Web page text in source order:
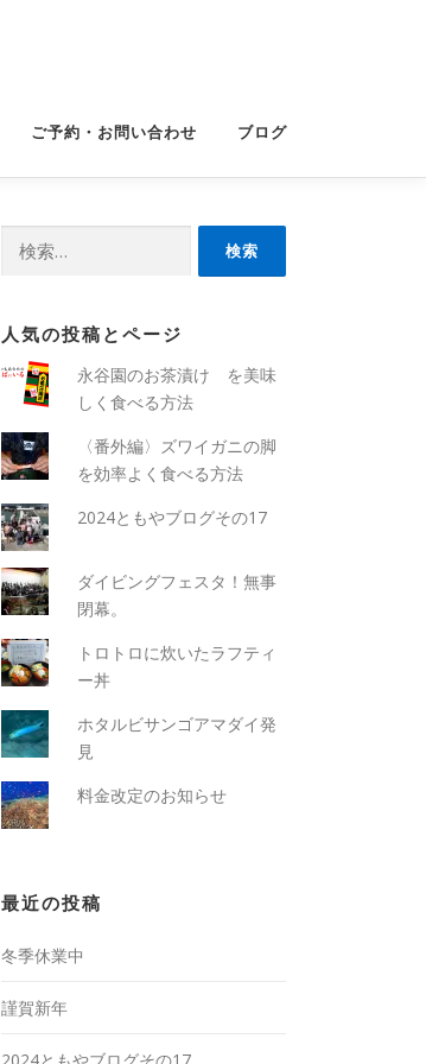
ご予約・お問い合わせ ブログ
人気の投稿とページ
永谷園のお茶漬け を美味
しく食べる方法
〈番外編〉ズワイガニの脚
を効率よく食べる方法
2024ともやブログその17
ダイビングフェスタ！無事
閉幕。
トロトロに炊いたラフティ
ー丼
ホタルビサンゴアマダイ発
見
料金改定のお知らせ
最近の投稿
冬季休業中
謹賀新年